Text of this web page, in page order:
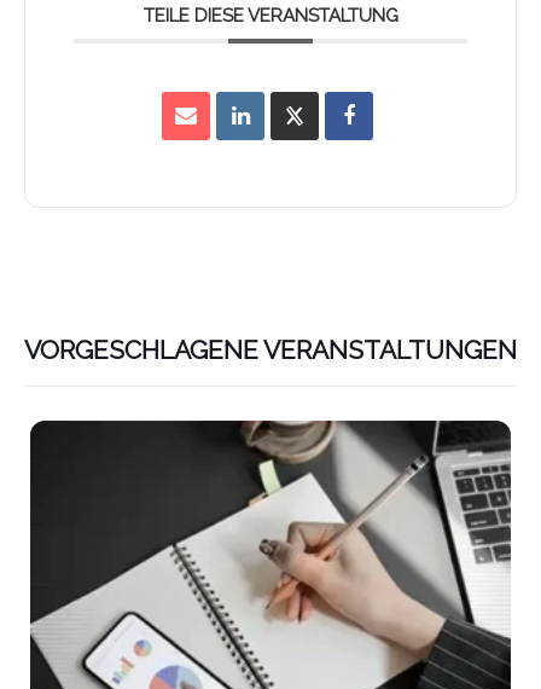
TEILE DIESE VERANSTALTUNG
VORGESCHLAGENE VERANSTALTUNGEN